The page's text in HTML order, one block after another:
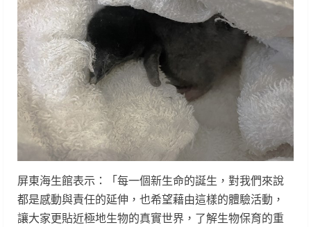
屏東海生館表示：「每一個新生命的誕生，對我們來說
都是感動與責任的延伸，也希望藉由這樣的體驗活動，
讓大家更貼近極地生物的真實世界，了解生物保育的重